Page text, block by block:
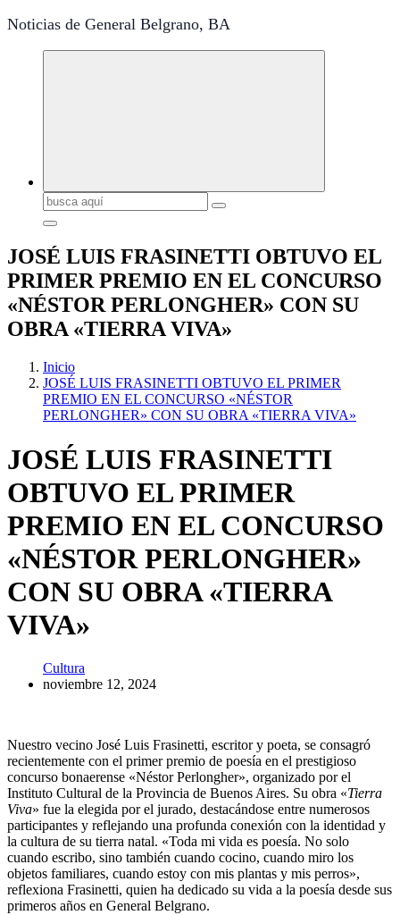
Noticias de General Belgrano, BA
Buscar:
JOSÉ LUIS FRASINETTI OBTUVO EL
PRIMER PREMIO EN EL CONCURSO
«NÉSTOR PERLONGHER» CON SU
OBRA «TIERRA VIVA»
Inicio
JOSÉ LUIS FRASINETTI OBTUVO EL PRIMER
PREMIO EN EL CONCURSO «NÉSTOR
PERLONGHER» CON SU OBRA «TIERRA VIVA»
JOSÉ LUIS FRASINETTI
OBTUVO EL PRIMER
PREMIO EN EL CONCURSO
«NÉSTOR PERLONGHER»
CON SU OBRA «TIERRA
VIVA»
Cultura
noviembre 12, 2024
Nuestro vecino José Luis Frasinetti, escritor y poeta, se consagró
recientemente con el primer premio de poesía en el prestigioso
concurso bonaerense «Néstor Perlongher», organizado por el
Instituto Cultural de la Provincia de Buenos Aires. Su obra «Tierra
Viva» fue la elegida por el jurado, destacándose entre numerosos
participantes y reflejando una profunda conexión con la identidad y
la cultura de su tierra natal. «Toda mi vida es poesía. No solo
cuando escribo, sino también cuando cocino, cuando miro los
objetos familiares, cuando estoy con mis plantas y mis perros»,
reflexiona Frasinetti, quien ha dedicado su vida a la poesía desde sus
primeros años en General Belgrano.